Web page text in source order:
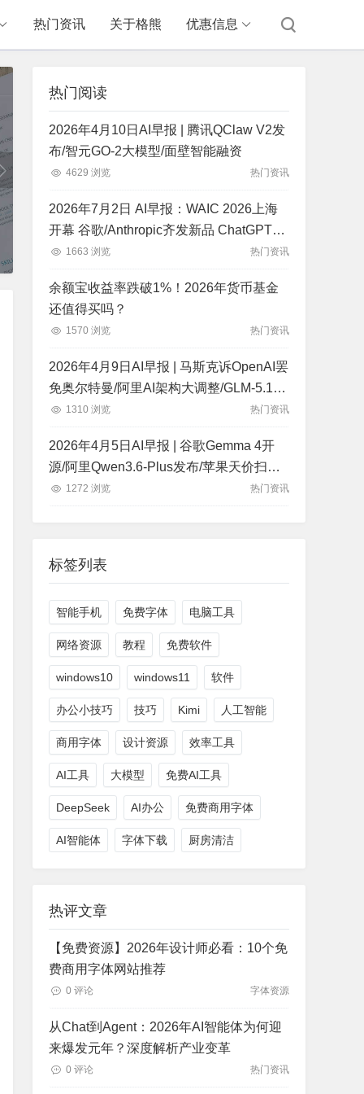
热门资讯 关于格熊 优惠信息
热门阅读
2026年4月10日AI早报 | 腾讯QClaw V2发
布/智元GO-2大模型/面壁智能融资
4629 浏览 热门资讯
2026年7月2日 AI早报：WAIC 2026上海
开幕 谷歌/Anthropic齐发新品 ChatGPT全
球份额跌破五成
1663 浏览 热门资讯
余额宝收益率跌破1%！2026年货币基金
还值得买吗？
1570 浏览 热门资讯
2026年4月9日AI早报 | 马斯克诉OpenAI罢
免奥尔特曼/阿里AI架构大调整/GLM-5.1发
布持续作业8小时
1310 浏览 热门资讯
2026年4月5日AI早报 | 谷歌Gemma 4开
源/阿里Qwen3.6-Plus发布/苹果天价扫货
内存1272 浏览 热门资讯
标签列表
智能手机 免费字体 电脑工具
网络资源 教程 免费软件
windows10 windows11 软件
办公小技巧 技巧 Kimi 人工智能
商用字体 设计资源 效率工具
AI工具 大模型 免费AI工具
DeepSeek AI办公 免费商用字体
AI智能体 字体下载 厨房清洁
热评文章
【免费资源】2026年设计师必看：10个免
费商用字体网站推荐
0 评论 字体资源
从Chat到Agent：2026年AI智能体为何迎
来爆发元年？深度解析产业变革
0 评论 热门资讯